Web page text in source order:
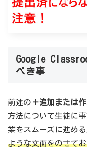
Google
べき事
前述の ＋追加または
方法について生徒に
業をスムーズに進め
ような文面をのせて